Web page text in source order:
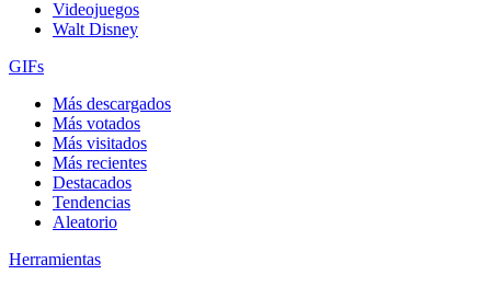
Videojuegos
Walt Disney
GIFs
Más descargados
Más votados
Más visitados
Más recientes
Destacados
Tendencias
Aleatorio
Herramientas